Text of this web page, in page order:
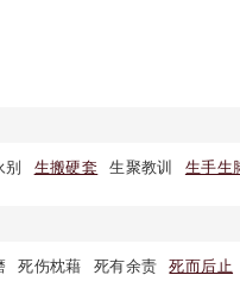
别 生搬硬套 生聚教训 生手生
死伤枕藉 死有余责 死而后止